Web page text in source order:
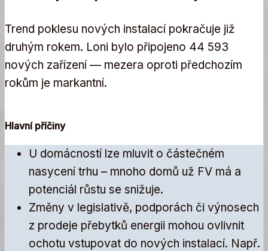
Trend poklesu nových instalací pokračuje již
druhým rokem. Loni bylo připojeno 44 593
nových zařízení — mezera oproti předchozím
rokům je markantní.
Hlavní příčiny
U domácností lze mluvit o částečném
nasycení trhu – mnoho domů už FV má a
potenciál růstu se snižuje.
Změny v legislativě, podporách či výnosech
z prodeje přebytků energii mohou ovlivnit
ochotu vstupovat do nových instalací. Např.